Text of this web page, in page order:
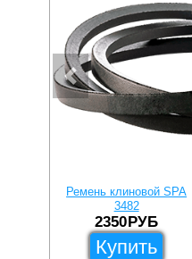
Ремень клиновой SPA
3482
2350РУБ
Купить